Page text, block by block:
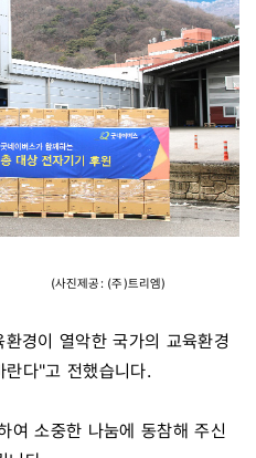
(주)트리엠)
경이 열악한 국가의 교육환경
다"고 전했습니다.
여 소중한 나눔에 동참해 주신